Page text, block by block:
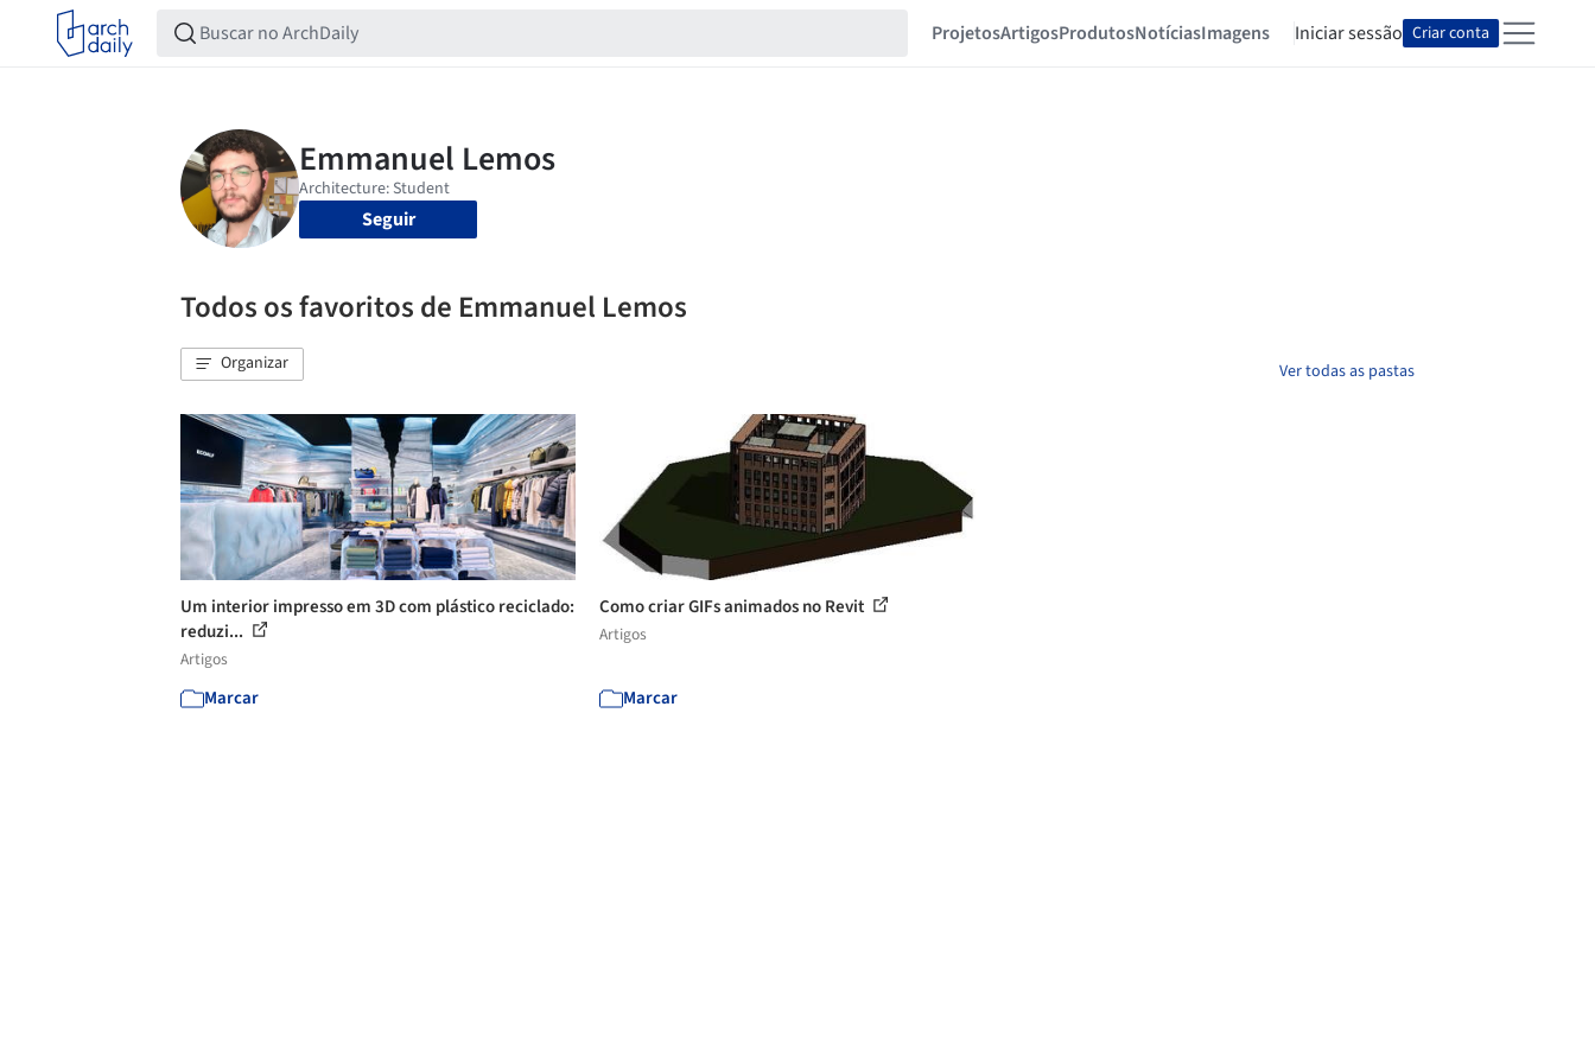
ProjetosArtigosProdutosNotíciasImagens Iniciar sessão Criar conta
Seguir
Todos os favoritos de Emmanuel Lemos
Organizar Ver todas as pastas
Um interior impresso em 3D com plástico reciclado:
reduzi...
Artigos
Marcar
Como criar GIFs animados no Revit
Artigos
Marcar